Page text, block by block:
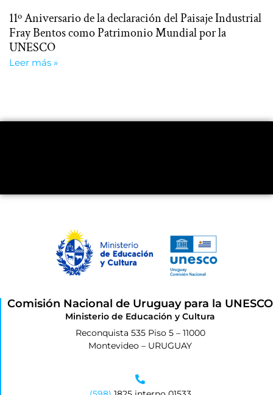
11º Aniversario de la declaración del Paisaje Industrial
Fray Bentos como Patrimonio Mundial por la
UNESCO
Leer más »
Comisión Nacional de Uruguay para la UNESCO
Ministerio de Educación y Cultura
Reconquista 535 Piso 5 – 11000
Montevideo – URUGUAY